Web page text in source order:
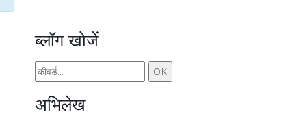
ब्लॉग खोजें
अभिलेख